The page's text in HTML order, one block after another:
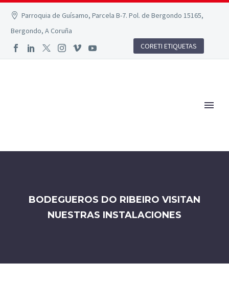
Parroquia de Guísamo, Parcela B-7. Pol. de Bergondo 15165,
Bergondo, A Coruña
CORETI ETIQUETAS
BODEGUEROS DO RIBEIRO VISITAN
NUESTRAS INSTALACIONES